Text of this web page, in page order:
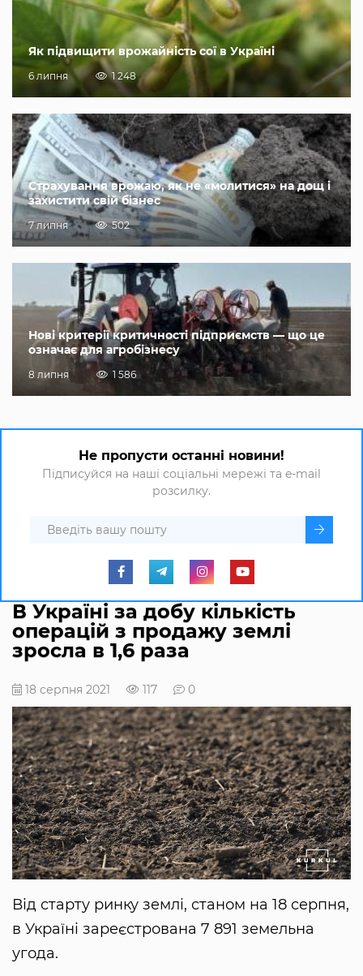
Як підвищити врожайність сої в Україні
6 липня 1 248
Страхування врожаю, як не «молитися» на дощ і
захистити свій бізнес
7 липня 502
Нові критерії критичності підприємств — що це
означає для агробізнесу
8 липня 1 586
Не пропусти останні новини!
Підписуйся на наші соціальні мережі та e-mail
розсилку.
В Україні за добу кількість
операцій з продажу землі
зросла в 1,6 раза
18 серпня 2021 117 0
Від старту ринку землі, станом на 18 серпня,
в Україні зареєстрована 7 891 земельна
угода.